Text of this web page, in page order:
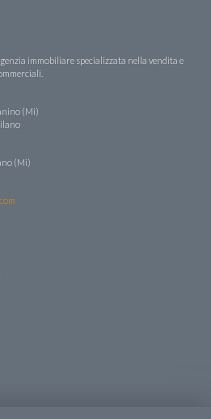
immobiliare specializzata nella vendita e
(Mi)
(Mi)